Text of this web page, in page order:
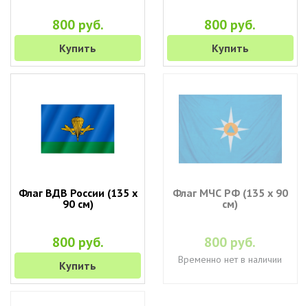
800 руб.
Купить
800 руб.
Купить
Флаг ВДВ России (135 х
90 см)
800 руб.
Купить
Флаг МЧС РФ (135 х 90
см)
800 руб.
Временно нет в наличии